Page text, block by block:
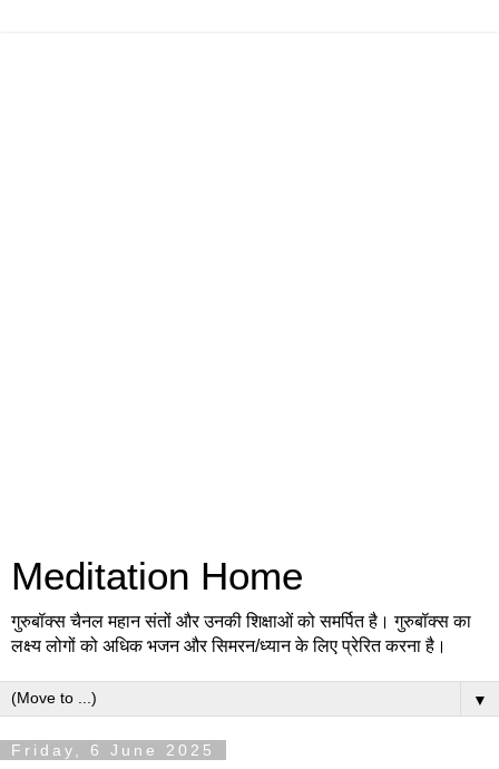
Meditation Home
गुरुबॉक्स चैनल महान संतों और उनकी शिक्षाओं को समर्पित है। गुरुबॉक्स का
लक्ष्य लोगों को अधिक भजन और सिमरन/ध्यान के लिए प्रेरित करना है।
▼
Friday, 6 June 2025